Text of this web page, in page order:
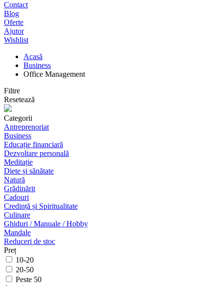
Contact
Blog
Oferte
Ajutor
Wishlist
Acasă
Business
Office Management
Filtre
Resetează
Categorii
Antreprenoriat
Business
Educație financiară
Dezvoltare personală
Meditație
Diete și sănătate
Natură
Grădinărit
Cadouri
Credință și Spiritualitate
Culinare
Ghiduri / Manuale / Hobby
Mandale
Reduceri de stoc
Preț
10-20
20-50
Peste 50